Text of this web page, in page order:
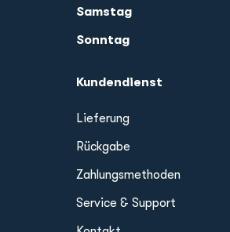
Samstag
Sonntag
Kundendienst
Lieferung
Rückgabe
Zahlungsmethoden
Service & Support